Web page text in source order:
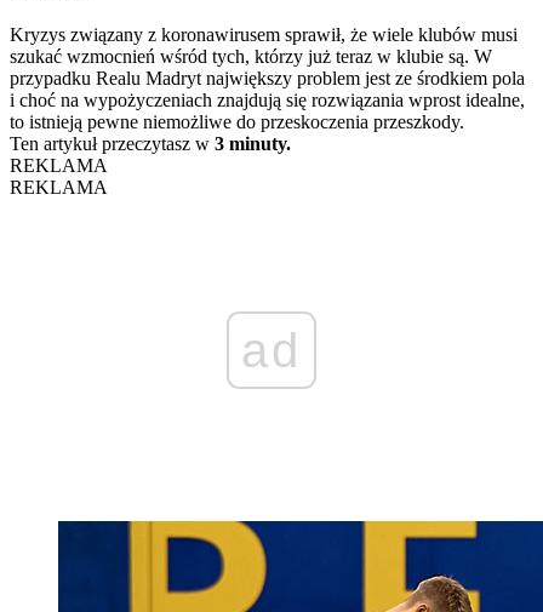
Kryzys związany z koronawirusem sprawił, że wiele klubów musi
szukać wzmocnień wśród tych, którzy już teraz w klubie są. W
przypadku Realu Madryt największy problem jest ze środkiem pola
i choć na wypożyczeniach znajdują się rozwiązania wprost idealne,
to istnieją pewne niemożliwe do przeskoczenia przeszkody.
Ten artykuł przeczytasz w 3 minuty.
REKLAMA
REKLAMA
ad